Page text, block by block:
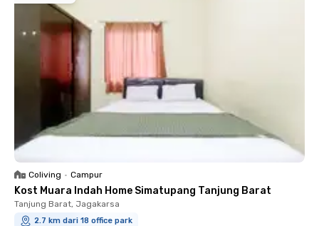
Coliving • Campur
Kost Muara Indah Home Simatupang Tanjung Barat
Tanjung Barat, Jagakarsa
2.7 km dari 18 office park